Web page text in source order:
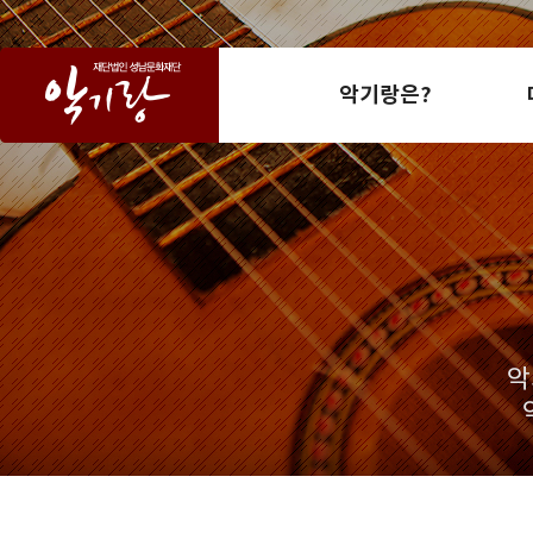
악기랑은?